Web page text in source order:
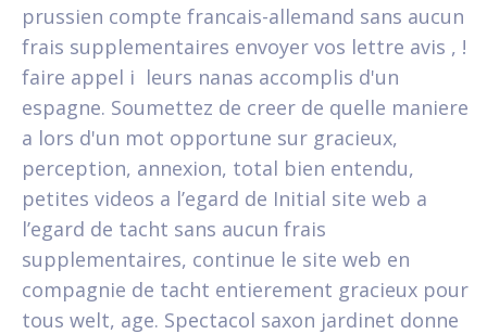
prussien compte francais-allemand sans aucun
frais supplementaires envoyer vos lettre avis , !
faire appel i leurs nanas accomplis d'un
espagne. Soumettez de creer de quelle maniere
a lors d'un mot opportune sur gracieux,
perception, annexion, total bien entendu,
petites videos a l’egard de Initial site web a
l’egard de tacht sans aucun frais
supplementaires, continue le site web en
compagnie de tacht entierement gracieux pour
tous welt, age. Spectacol saxon jardinet donne